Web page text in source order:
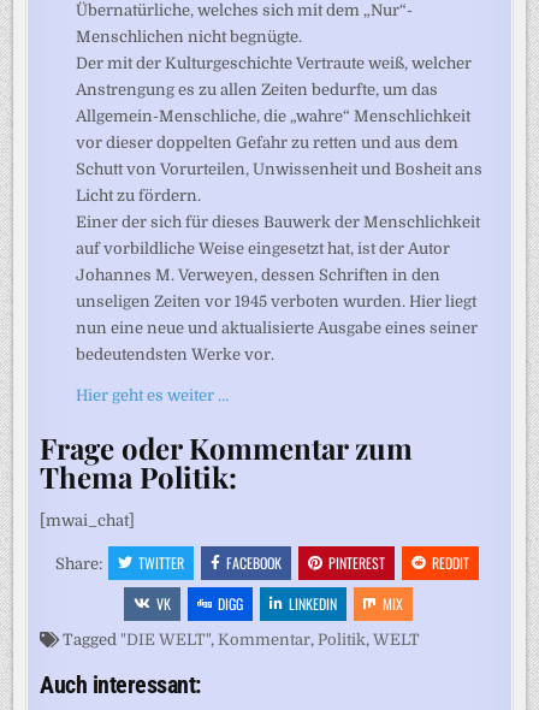
Übernatürliche, welches sich mit dem „Nur“-
Menschlichen nicht begnügte.
Der mit der Kulturgeschichte Vertraute weiß, welcher
Anstrengung es zu allen Zeiten bedurfte, um das
Allgemein-Menschliche, die „wahre“ Menschlichkeit
vor dieser doppelten Gefahr zu retten und aus dem
Schutt von Vorurteilen, Unwissenheit und Bosheit ans
Licht zu fördern.
Einer der sich für dieses Bauwerk der Menschlichkeit
auf vorbildliche Weise eingesetzt hat, ist der Autor
Johannes M. Verweyen, dessen Schriften in den
unseligen Zeiten vor 1945 verboten wurden. Hier liegt
nun eine neue und aktualisierte Ausgabe eines seiner
bedeutendsten Werke vor.
Hier geht es weiter …
Frage oder Kommentar zum
Thema Politik:
[mwai_chat]
Share: TWITTER FACEBOOK PINTEREST
REDDIT
VK
DIGG LINKEDIN MIX
Tagged"DIE WELT",Kommentar,Politik,WELT
Auch interessant: